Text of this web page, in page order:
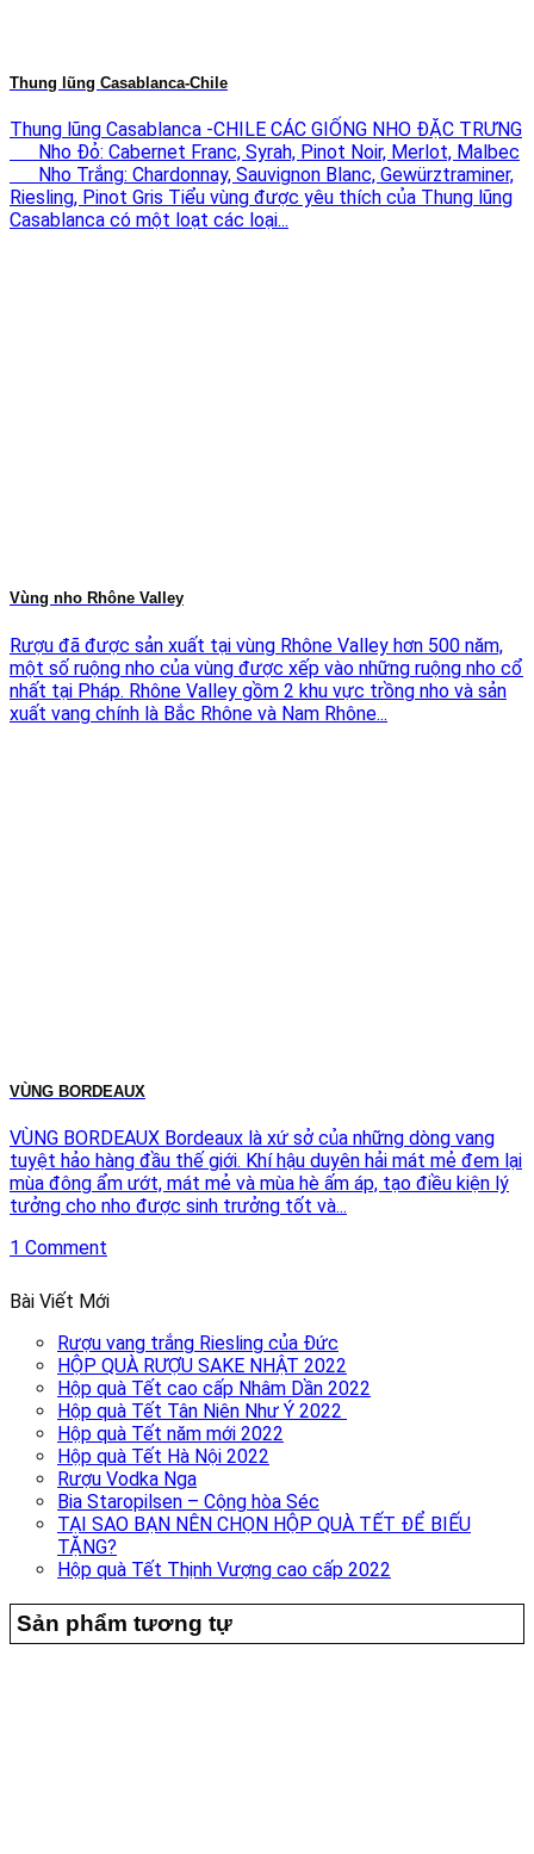
Thung lũng Casablanca-Chile
Thung lũng Casablanca -CHILE CÁC GIỐNG NHO ĐẶC TRƯNG
Nho Đỏ: Cabernet Franc, Syrah, Pinot Noir, Merlot, Malbec
Nho Trắng: Chardonnay, Sauvignon Blanc, Gewürztraminer,
Riesling, Pinot Gris Tiểu vùng được yêu thích của Thung lũng
Casablanca có một loạt các loại...
Vùng nho Rhône Valley
Rượu đã được sản xuất tại vùng Rhône Valley hơn 500 năm,
một số ruộng nho của vùng được xếp vào những ruộng nho cổ
nhất tại Pháp. Rhône Valley gồm 2 khu vực trồng nho và sản
xuất vang chính là Bắc Rhône và Nam Rhône...
VÙNG BORDEAUX
VÙNG BORDEAUX Bordeaux là xứ sở của những dòng vang
tuyệt hảo hàng đầu thế giới. Khí hậu duyên hải mát mẻ đem lại
mùa đông ẩm ướt, mát mẻ và mùa hè ấm áp, tạo điều kiện lý
tưởng cho nho được sinh trưởng tốt và...
1 Comment
Bài Viết Mới
Rượu vang trắng Riesling của Đức
HỘP QUÀ RƯỢU SAKE NHẬT 2022
Hộp quà Tết cao cấp Nhâm Dần 2022
Hộp quà Tết Tân Niên Như Ý 2022
Hộp quà Tết năm mới 2022
Hộp quà Tết Hà Nội 2022
Rượu Vodka Nga
Bia Staropilsen – Cộng hòa Séc
TẠI SAO BẠN NÊN CHỌN HỘP QUÀ TẾT ĐỂ BIẾU
TẶNG?
Hộp quà Tết Thịnh Vượng cao cấp 2022
Sản phẩm tương tự